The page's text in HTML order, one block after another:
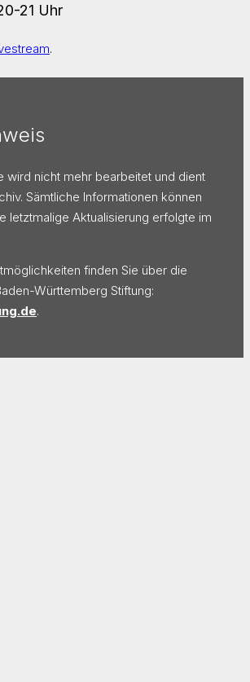
21 Uhr
.
wird nicht mehr bearbeitet und dient
Sämtliche Informationen können
letztmalige Aktualisierung erfolgte im
finden Sie über die
Württemberg Stiftung:
.